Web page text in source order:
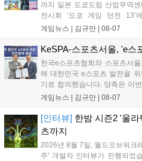
까지 일본 도쿄도립 산업무역
전시회 ‘도쿄 게임 던전 13’
‘JALECO ARCADE
입니다. 시연 참여 관람객에게
디 게임 생태계 활성화와 신규
게임뉴스 | 김규만 08-07
KeSPA-스포츠서울, 'e스
한국e스포츠협회와 스포츠서
해 대한민국 e스포츠 발전을 위
기로 합의했습니다. 양측은 이
전문성을 강화하고 MZ세대를
김영만 회장은 10년 만에 재추
성과와 가치를 널리 알리는 권
고 밝혔습니다....
게임뉴스 | 김규만 08-07
[인터뷰] 한밤 시즌2 '울
츠까지
2026년 8월 7일, 월드오브워크
주' 개발자 인터뷰가 진행되었